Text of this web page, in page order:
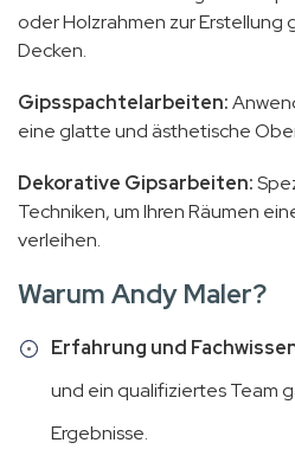
oder Holzrahmen zur Erstellung
Decken.
Gipsspachtelarbeiten:
eine glatte und ästhetische
Dekorative Gipsarbeiten:
Techniken, um Ihren Räumen
verleihen.
Warum Andy Maler?
Erfahrung und
und ein qualifiziertes Team
Ergebnisse.